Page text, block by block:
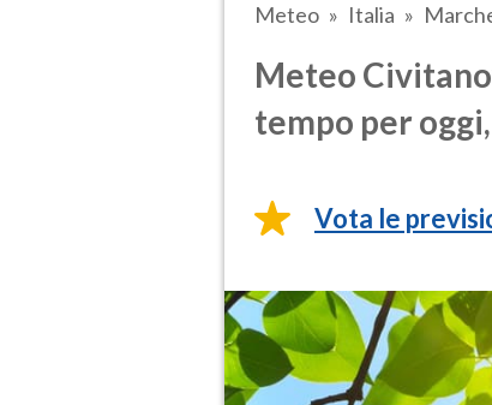
Meteo Italia
Meteo
tempo per
Vota le